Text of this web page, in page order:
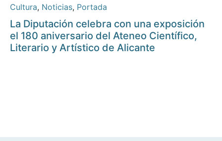
Cultura, Noticias, Portada
La Diputación celebra con una exposición
el 180 aniversario del Ateneo Científico,
Literario y Artístico de Alicante